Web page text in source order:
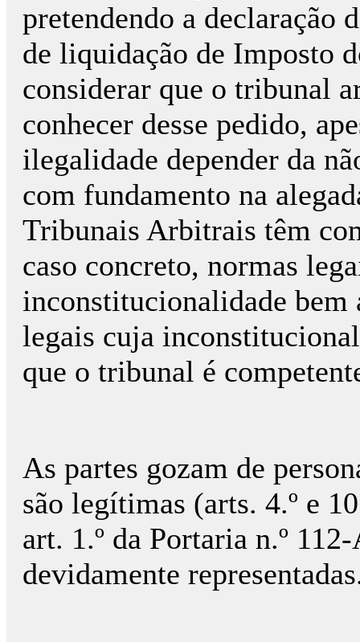
pretendendo a declaração
de liquidação de Imposto
considerar que o tribunal
conhecer desse pedido,
ilegalidade depender da
com fundamento na
Tribunais Arbitrais têm
caso concreto, normas
inconstitucionalidade bem
legais cuja
que o tribunal é
As partes gozam de
são legítimas (arts. 4.º e
art. 1.º da Portaria n.º
devidamente